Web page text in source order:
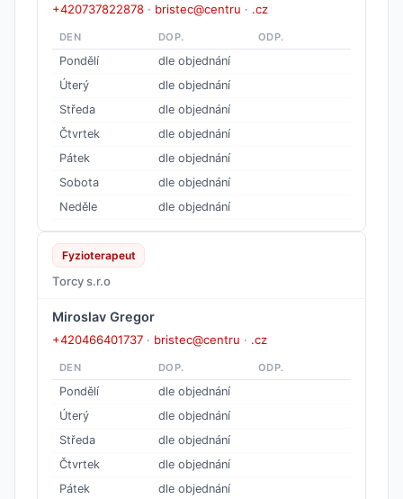
+420737822878 · bristec@centru · .cz
DEN DOP. ODP.
Pondělí
dle objednání
Úterý
dle objednání
Středa
dle objednání
Čtvrtek
dle objednání
Pátek
dle objednání
Sobota
dle objednání
Neděle
dle objednání
Fyzioterapeut
Torcy s.r.o
Miroslav Gregor
+420466401737 · bristec@centru · .cz
DEN DOP. ODP.
Pondělí
dle objednání
Úterý
dle objednání
Středa
dle objednání
Čtvrtek
dle objednání
Pátek
dle objednání